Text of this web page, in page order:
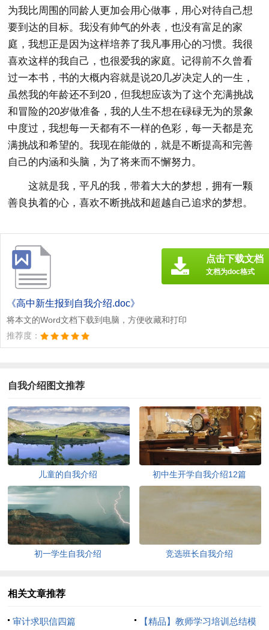
为我比周围的同龄人更加会用心做事，用心对待自己想
要到达的目标。我没有帅气的外表，也没有富足的家
庭，我想正是因为这样培养了我凡事用心的习惯。我很
喜欢这样的我自己，也很爱我的家庭。记得前不久曾看
过一本书，书的大概内容就是说20几岁决定人的一生，
虽然我的年龄还不到20，但我想应该为了这个充满挑战
和冒险的20岁做准备，我的人生不想在碌碌无为的景象
中度过，我想每一天都有不一样的色彩，每一天都是充
满挑战和希望的。我现在能做的，就是不断提高和完善
自己的内涵和头脑，为了将来而不懈努力。
这就是我，平凡的我，带着大大的梦想，拥有一颗
善良执着的心，喜欢不断挑战和超越自己追求的梦想。
《高中新生报到自我介绍.doc》
将本文的Word文档下载到电脑，方便收藏和打印
推荐度：
点击下载文档
文档为doc格式
自我介绍图文推荐
儿童的自我介绍 初中生开学自我介绍12篇
初一学生自我介绍 竞选班长自我介绍
相关文章推荐
审计求职信四篇 【精品】教师学习培训总结模